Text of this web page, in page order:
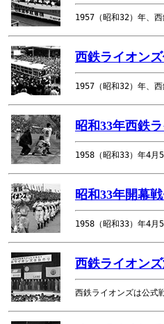
1957（昭和32）年、
西鉄ライオン
1957（昭和32）年、
昭和33年西鉄
1958（昭和33）年4月
昭和33年開幕
1958（昭和33）年4月
西鉄ライオン
西鉄ライオンズは公式